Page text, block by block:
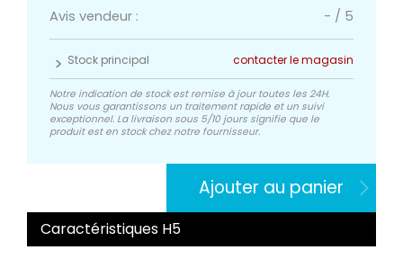
Avis vendeur :
- / 5
Stock principal contacter le magasin
Notre indication de stock est remise à jour toutes les 24H.
Nous vous garantissons un traitement rapide et un suivi
exceptionnel. La livraison sous 5/10 jours signifie que le
produit est en stock chez notre fournisseur.
Ajouter au panier
Caractéristiques H5